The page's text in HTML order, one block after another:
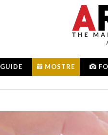
GUIDE MOSTRE